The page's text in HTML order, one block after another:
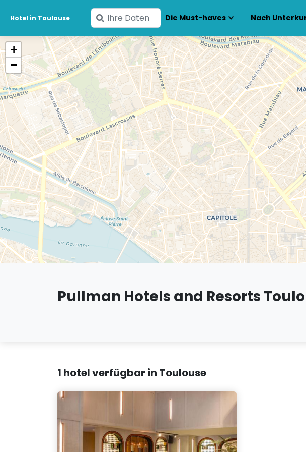
Hotel in Toulouse
Geben
Sie
Ihre
Daten
ein
Die Must-haves Nach
+
−
Pullman Hotels and Resorts
1 hotel verfügbar in Toulouse